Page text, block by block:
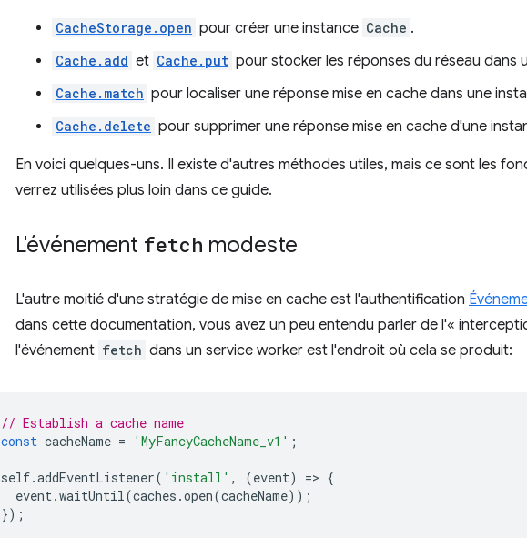
CacheStorage.open pour créer une instance Cache .
Cache.add et Cache.put pour stocker les réponses du réseau dans
Cache.match pour localiser une réponse mise en cache dans une
Cache.delete pour supprimer une réponse mise en cache d'une
En voici quelques-uns. Il existe d'autres méthodes utiles, mais ce sont les
verrez utilisées plus loin dans ce guide.
L'événement fetch modeste
L'autre moitié d'une stratégie de mise en cache est l'authentification
dans cette documentation, vous avez un peu entendu parler de l'«
l'événement fetch dans un service worker est l'endroit où cela se produit:
// Establish a cache name
const cacheName = 'MyFancyCacheName_v1' ;
self.addEventListener( 'install' , (event) => {
event.waitUntil(caches .open(cacheName));
});